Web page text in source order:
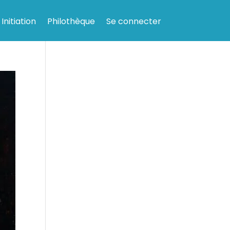
Initiation Philothèque Se connecter